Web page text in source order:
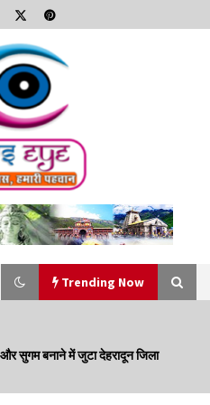
Trending Now
सीएम,आधुनिक मदरसों का नाम अब्दुल कलाम के नाम
सुगम बनाने में जुटा देहरादून जिला